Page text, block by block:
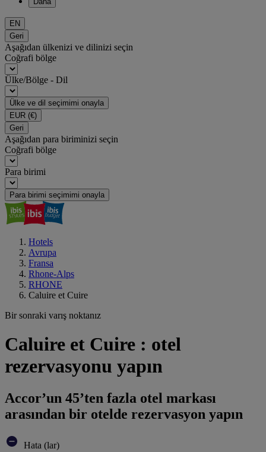
EN
Geri
Aşağıdan ülkenizi ve dilinizi seçin
Coğrafi bölge
Ülke/Bölge - Dil
Ülke ve dil seçimimi onayla
EUR (€)
Geri
Aşağıdan para biriminizi seçin
Coğrafi bölge
Para birimi
Para birimi seçimimi onayla
Hotels
Avrupa
Fransa
Rhone-Alps
RHONE
Caluire et Cuire
Bir sonraki varış noktanız
Caluire et Cuire : otel
rezervasyonu yapın
Accor’un 45’ten fazla otel markası
arasından bir otelde rezervasyon yapın
Hata (lar)